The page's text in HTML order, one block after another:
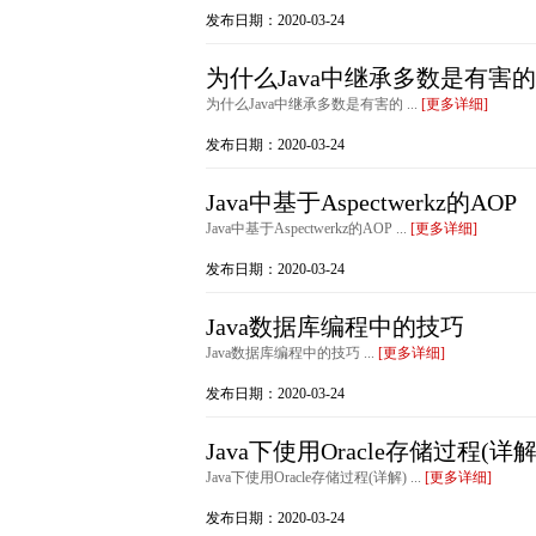
发布日期：2020-03-24
为什么Java中继承多数是有害的
为什么Java中继承多数是有害的 ... [更多详细]
发布日期：2020-03-24
Java中基于Aspectwerkz的AOP
Java中基于Aspectwerkz的AOP ... [更多详细]
发布日期：2020-03-24
Java数据库编程中的技巧
Java数据库编程中的技巧 ... [更多详细]
发布日期：2020-03-24
Java下使用Oracle存储过程(详
Java下使用Oracle存储过程(详解) ... [更多详细]
发布日期：2020-03-24